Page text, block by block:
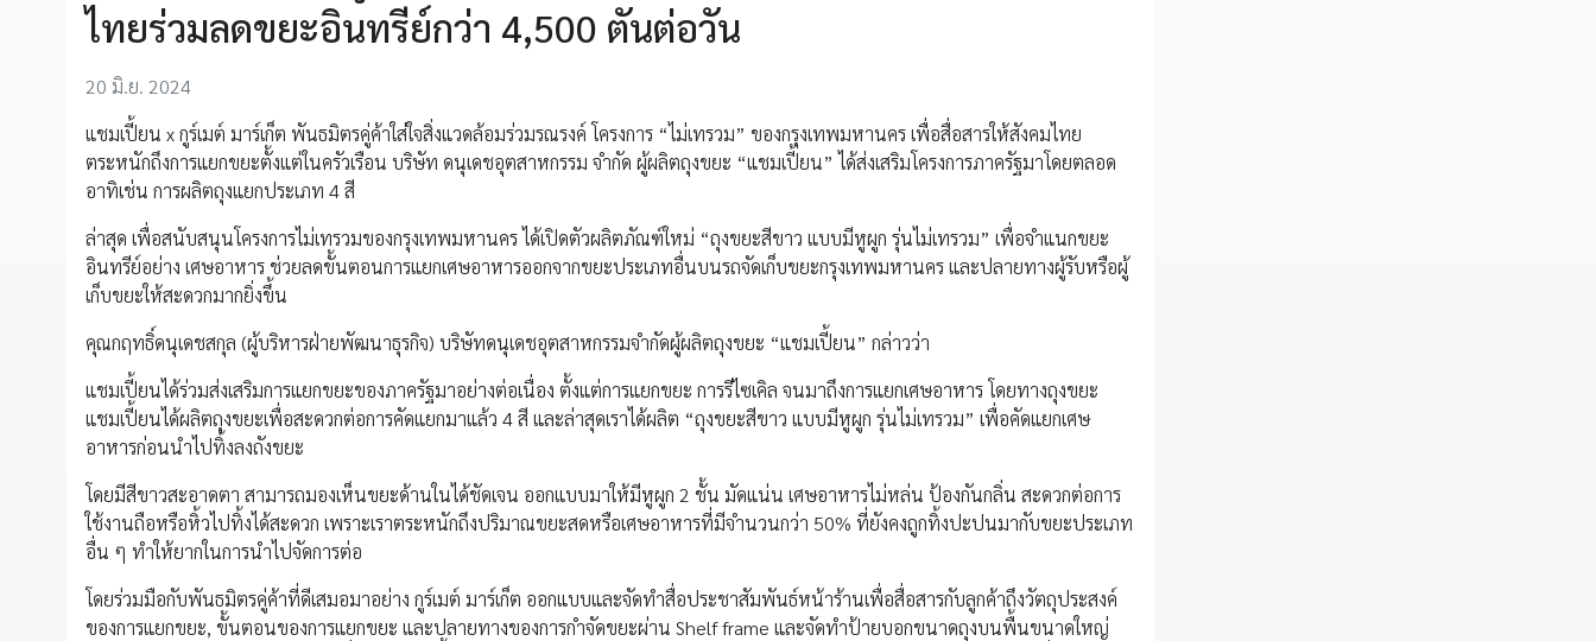
ไทยร่วมลดขยะอินทรีย์กว่า 4,500 ตันต่อวัน
20 มิ.ย. 2024
แชมเปี้ยน x กูร์เมต์ มาร์เก็ต พันธมิตรคู่ค้าใส่ใจสิ่งแวดล้อมร่วมรณรงค์ โครงการ “ไม่เทรวม” ของกรุงเทพมหานคร เพื่อสื่อสารให้สังคมไทย
ตระหนักถึงการแยกขยะตั้งแต่ในครัวเรือน บริษัท ดนุเดชอุตสาหกรรม จำกัด ผู้ผลิตถุงขยะ “แชมเปี้ยน” ได้ส่งเสริมโครงการภาครัฐมาโดยตลอด
อาทิเช่น การผลิตถุงแยกประเภท 4 สี
ล่าสุด เพื่อสนับสนุนโครงการไม่เทรวมของกรุงเทพมหานคร ได้เปิดตัวผลิตภัณฑ์ใหม่ “ถุงขยะสีขาว แบบมีหูผูก รุ่นไม่เทรวม” เพื่อจำแนกขยะ
อินทรีย์อย่าง เศษอาหาร ช่วยลดขั้นตอนการแยกเศษอาหารออกจากขยะประเภทอื่นบนรถจัดเก็บขยะกรุงเทพมหานคร และปลายทางผู้รับหรือผู้
เก็บขยะให้สะดวกมากยิ่งขึ้น
คุณกฤทธิ์ดนุเดชสกุล (ผู้บริหารฝ่ายพัฒนาธุรกิจ) บริษัทดนุเดชอุตสาหกรรมจำกัดผู้ผลิตถุงขยะ “แชมเปี้ยน” กล่าวว่า
แชมเปี้ยนได้ร่วมส่งเสริมการแยกขยะของภาครัฐมาอย่างต่อเนื่อง ตั้งแต่การแยกขยะ การรีไซเคิล จนมาถึงการแยกเศษอาหาร โดยทางถุงขยะ
แชมเปี้ยนได้ผลิตถุงขยะเพื่อสะดวกต่อการคัดแยกมาแล้ว 4 สี และล่าสุดเราได้ผลิต “ถุงขยะสีขาว แบบมีหูผูก รุ่นไม่เทรวม” เพื่อคัดแยกเศษ
อาหารก่อนนำไปทิ้งลงถังขยะ
โดยมีสีขาวสะอาดตา สามารถมองเห็นขยะด้านในได้ชัดเจน ออกแบบมาให้มีหูผูก 2 ชั้น มัดแน่น เศษอาหารไม่หล่น ป้องกันกลิ่น สะดวกต่อการ
ใช้งานถือหรือหิ้วไปทิ้งได้สะดวก เพราะเราตระหนักถึงปริมาณขยะสดหรือเศษอาหารที่มีจำนวนกว่า 50% ที่ยังคงถูกทิ้งปะปนมากับขยะประเภท
อื่น ๆ ทำให้ยากในการนำไปจัดการต่อ
โดยร่วมมือกับพันธมิตรคู่ค้าที่ดีเสมอมาอย่าง กูร์เมต์ มาร์เก็ต ออกแบบและจัดทำสื่อประชาสัมพันธ์หน้าร้านเพื่อสื่อสารกับลูกค้าถึงวัตถุประสงค์
ของการแยกขยะ, ขั้นตอนของการแยกขยะ และปลายทางของการกำจัดขยะผ่าน Shelf frame และจัดทำป้ายบอกขนาดถุงบนพื้นขนาดใหญ่